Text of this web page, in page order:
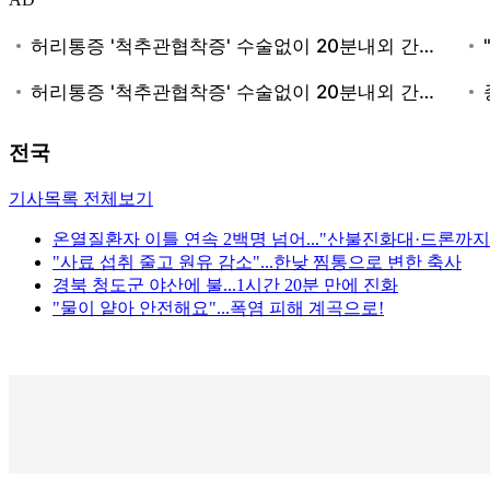
전국
기사목록 전체보기
온열질환자 이틀 연속 2백명 넘어..."산불진화대·드론까
"사료 섭취 줄고 원유 감소"...한낮 찜통으로 변한 축사
경북 청도군 야산에 불...1시간 20분 만에 진화
"물이 얕아 안전해요"...폭염 피해 계곡으로!